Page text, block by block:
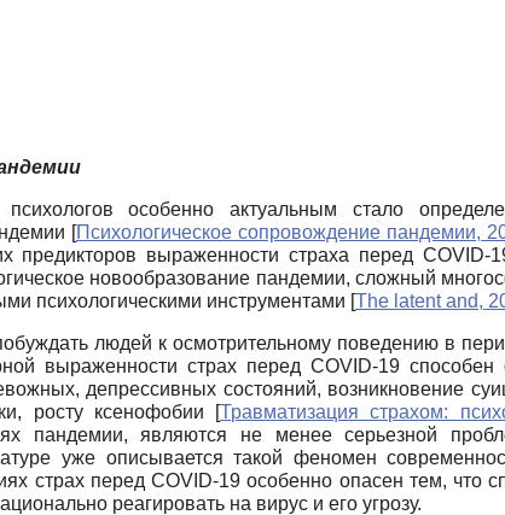
особенно актуальным стало
[Психологическое сопровождение пандемии,
предикторов выраженности страха перед COVID-
новообразование пандемии, сложный
психологическими инструментами [The latent and,
людей к осмотрительному поведению в
выраженности страх перед COVID-19 способен
депрессивных состояний, возникновение
росту ксенофобии
[Травматизация страхом:
пандемии, являются не менее серьезной
уже описывается такой феномен
страх перед COVID-19 особенно опасен тем, что
реагировать на вирус и его угрозу.